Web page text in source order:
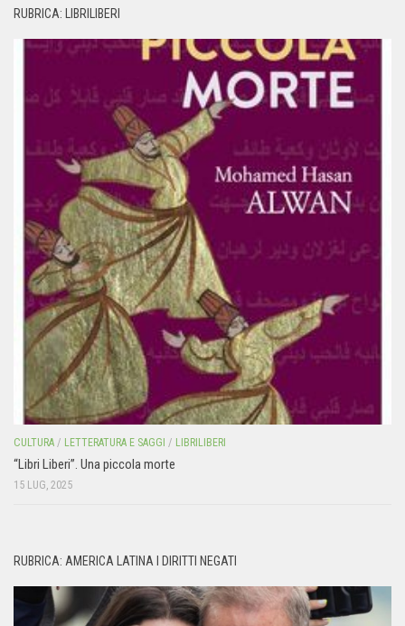
RUBRICA: LIBRILIBERI
CULTURA / LETTERATURA E SAGGI / LIBRILIBERI
“Libri Liberi”. Una piccola morte
15 LUG, 2025
RUBRICA: AMERICA LATINA I DIRITTI NEGATI